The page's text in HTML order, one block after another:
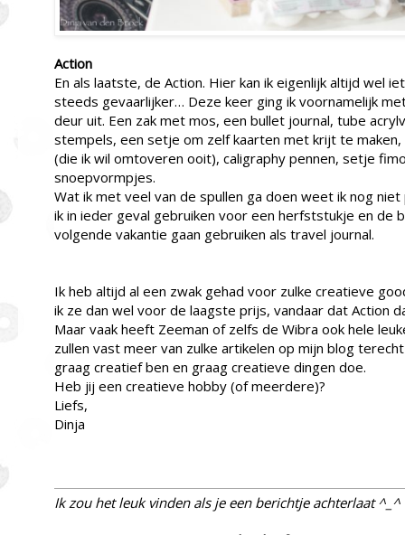
Action
En als laatste, de Action. Hier kan ik eigenlijk altijd wel
steeds gevaarlijker… Deze keer ging ik voornamelijk
deur uit. Een zak met mos, een bullet journal, tube
stempels, een setje om zelf kaarten met krijt te
(die ik wil omtoveren ooit), caligraphy pennen, setje
snoepvormpjes.
Wat ik met veel van de spullen ga doen weet ik nog
ik in ieder geval gebruiken voor een herfststukje en de
volgende vakantie gaan gebruiken als travel journal.
Ik heb altijd al een zwak gehad voor zulke creatieve
ik ze dan wel voor de laagste prijs, vandaar dat Action
Maar vaak heeft Zeeman of zelfs de Wibra ook hele
zullen vast meer van zulke artikelen op mijn blog
graag creatief ben en graag creatieve dingen doe.
Heb jij een creatieve hobby (of meerdere)?
Liefs,
Dinja
Ik zou het leuk vinden als je een berichtje achterlaat ^_^